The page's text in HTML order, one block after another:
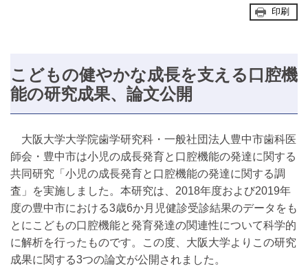
印刷
こどもの健やかな成長を支える口腔機
能の研究成果、論文公開
大阪大学大学院歯学研究科・一般社団法人豊中市歯科医
師会・豊中市は小児の成長発育と口腔機能の発達に関する
共同研究「小児の成長発育と口腔機能の発達に関する調
査」を実施しました。本研究は、2018年度および2019年
度の豊中市における3歳6か月児健診受診結果のデータをも
とにこどもの口腔機能と発育発達の関連性について科学的
に解析を行ったものです。この度、大阪大学よりこの研究
成果に関する3つの論文が公開されました。